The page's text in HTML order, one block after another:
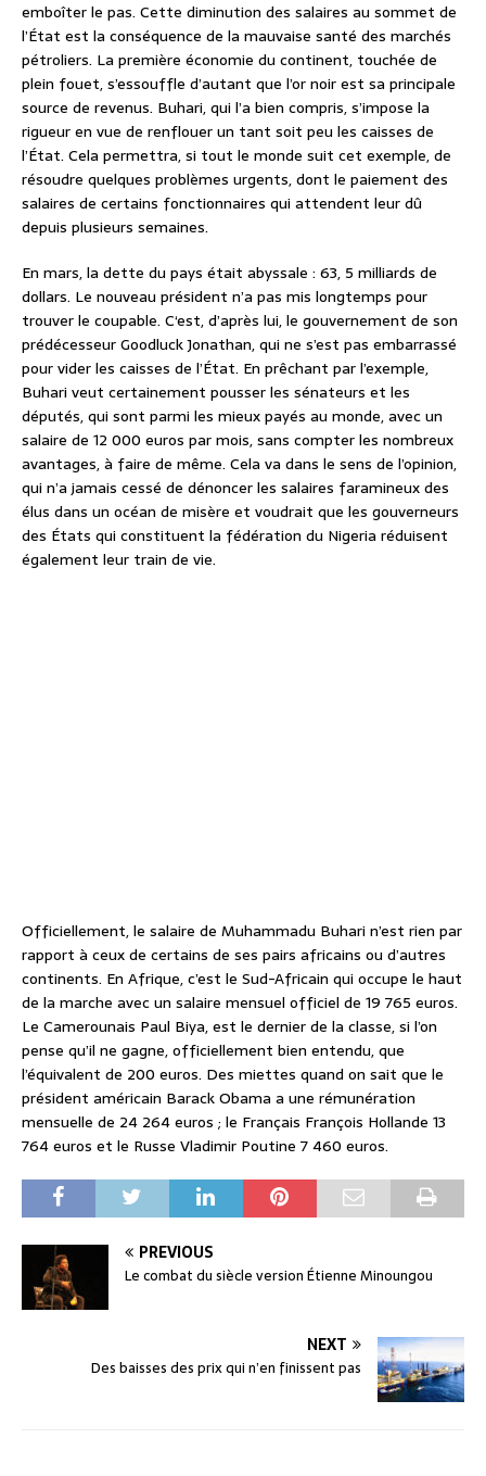
emboîter le pas. Cette diminution des salaires au sommet de
l’État est la conséquence de la mauvaise santé des marchés
pétroliers. La première économie du continent, touchée de
plein fouet, s’essouffle d’autant que l’or noir est sa principale
source de revenus. Buhari, qui l’a bien compris, s’impose la
rigueur en vue de renflouer un tant soit peu les caisses de
l’État. Cela permettra, si tout le monde suit cet exemple, de
résoudre quelques problèmes urgents, dont le paiement des
salaires de certains fonctionnaires qui attendent leur dû
depuis plusieurs semaines.
En mars, la dette du pays était abyssale : 63, 5 milliards de
dollars. Le nouveau président n’a pas mis longtemps pour
trouver le coupable. C‘est, d’après lui, le gouvernement de son
prédécesseur Goodluck Jonathan, qui ne s’est pas embarrassé
pour vider les caisses de l’État. En prêchant par l’exemple,
Buhari veut certainement pousser les sénateurs et les
députés, qui sont parmi les mieux payés au monde, avec un
salaire de 12 000 euros par mois, sans compter les nombreux
avantages, à faire de même. Cela va dans le sens de l’opinion,
qui n’a jamais cessé de dénoncer les salaires faramineux des
élus dans un océan de misère et voudrait que les gouverneurs
des États qui constituent la fédération du Nigeria réduisent
également leur train de vie.
Officiellement, le salaire de Muhammadu Buhari n’est rien par
rapport à ceux de certains de ses pairs africains ou d’autres
continents. En Afrique, c’est le Sud-Africain qui occupe le haut
de la marche avec un salaire mensuel officiel de 19 765 euros.
Le Camerounais Paul Biya, est le dernier de la classe, si l’on
pense qu’il ne gagne, officiellement bien entendu, que
l’équivalent de 200 euros. Des miettes quand on sait que le
président américain Barack Obama a une rémunération
mensuelle de 24 264 euros ; le Français François Hollande 13
764 euros et le Russe Vladimir Poutine 7 460 euros.
PREVIOUS
Le combat du siècle version Étienne Minoungou
NEXT
Des baisses des prix qui n’en finissent pas